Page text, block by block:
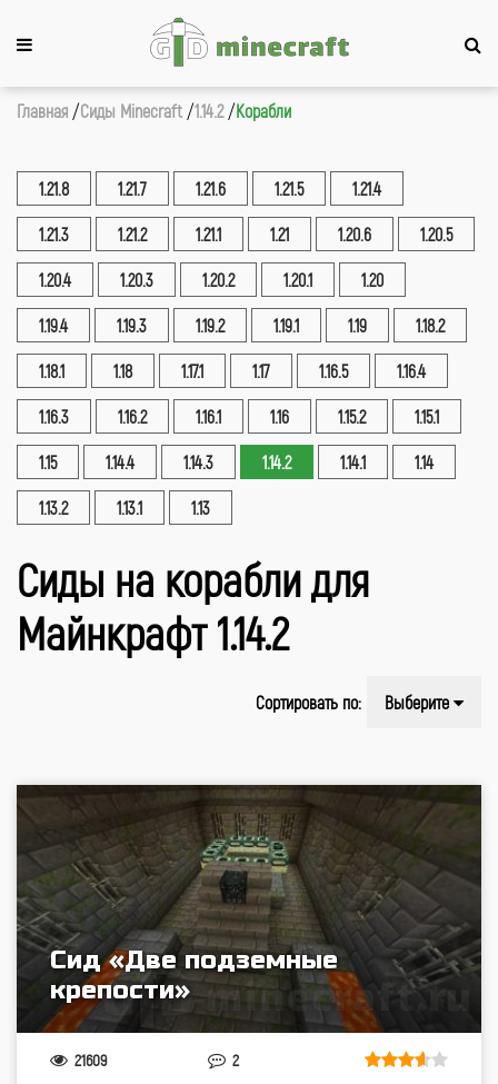
Главная Сиды Minecraft 1.14.2 Корабли
1.21.8 1.21.7 1.21.6 1.21.5 1.21.4
1.21.3 1.21.2 1.21.1 1.21 1.20.6 1.20.5
1.20.4 1.20.3 1.20.2 1.20.1 1.20
1.19.4 1.19.3 1.19.2 1.19.1 1.19 1.18.2
1.18.1 1.18 1.17.1 1.17 1.16.5 1.16.4
1.16.3 1.16.2 1.16.1 1.16 1.15.2 1.15.1
1.15 1.14.4 1.14.3 1.14.2 1.14.1 1.14
1.13.2 1.13.1 1.13
Сиды на корабли для
Майнкрафт 1.14.2
Сортировать по: Выберите
Сид «Две подземные
крепости»
21609 2